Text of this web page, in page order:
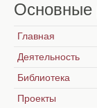
Основные
Главная
Деятельность
Библиотека
Проекты